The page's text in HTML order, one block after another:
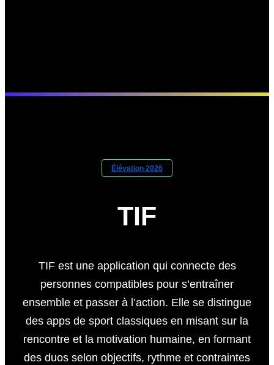
Élévation 2026
TIF
TIF est une application qui connecte des
personnes compatibles pour s’entraîner
ensemble et passer à l’action. Elle se distingue
des apps de sport classiques en misant sur la
rencontre et la motivation humaine, en formant
des duos selon objectifs, rythme et contraintes